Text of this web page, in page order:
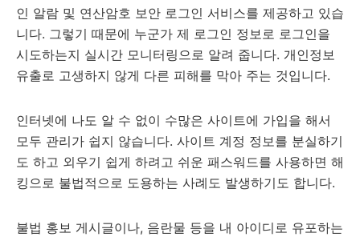
인 알람 및 연산암호 보안 로그인 서비스를 제공하고 있습
니다. 그렇기 때문에 누군가 제 로그인 정보로 로그인을
시도하는지 실시간 모니터링으로 알려 줍니다. 개인정보
유출로 고생하지 않게 다른 피해를 막아 주는 것입니다.
인터넷에 나도 알 수 없이 수많은 사이트에 가입을 해서
모두 관리가 쉽지 않습니다. 사이트 계정 정보를 분실하기
도 하고 외우기 쉽게 하려고 쉬운 패스워드를 사용하면 해
킹으로 불법적으로 도용하는 사례도 발생하기도 합니다.
불법 홍보 게시글이나, 음란물 등을 내 아이디로 유포하는